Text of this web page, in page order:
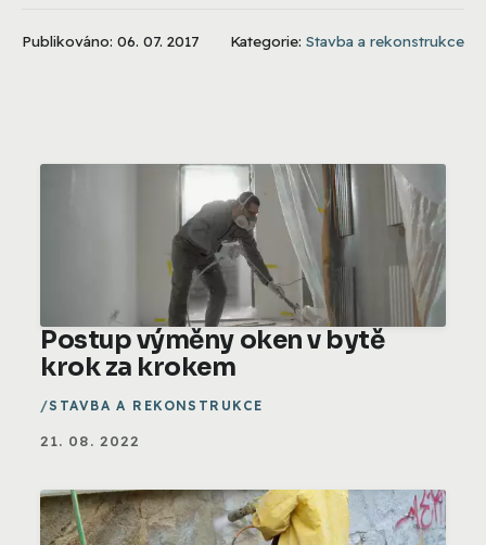
Publikováno: 06. 07. 2017 Kategorie: Stavba a rekonstrukce
Postup výměny oken v bytě
krok za krokem
STAVBA A REKONSTRUKCE
21. 08. 2022